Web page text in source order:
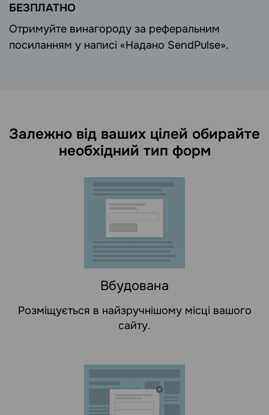
БЕЗПЛАТНО
Отримуйте винагороду за реферальним
посиланням у написі «Надано SendPulse».
Залежно від ваших цілей обирайте
необхідний тип форм
Вбудована
Розміщується в найзручнішому місці вашого
сайту.